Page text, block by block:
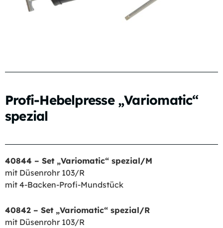
Profi-Hebelpresse „Variomatic“
spezial
40844 – Set „Variomatic“ spezial/M
mit Düsenrohr 103/R
mit 4-Backen-Profi-Mundstück
40842 – Set „Variomatic“ spezial/R
mit Düsenrohr 103/R